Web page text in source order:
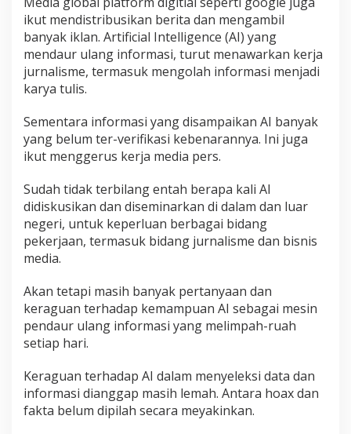
ikut mendistribusikan berita dan mengambil
banyak iklan. Artificial Intelligence (AI) yang
mendaur ulang informasi, turut menawarkan kerja
jurnalisme, termasuk mengolah informasi menjadi
karya tulis.
Sementara informasi yang disampaikan AI banyak
yang belum ter-verifikasi kebenarannya. Ini juga
ikut menggerus kerja media pers.
Sudah tidak terbilang entah berapa kali AI
didiskusikan dan diseminarkan di dalam dan luar
negeri, untuk keperluan berbagai bidang
pekerjaan, termasuk bidang jurnalisme dan bisnis
media.
Akan tetapi masih banyak pertanyaan dan
keraguan terhadap kemampuan AI sebagai mesin
pendaur ulang informasi yang melimpah-ruah
setiap hari.
Keraguan terhadap AI dalam menyeleksi data dan
informasi dianggap masih lemah. Antara hoax dan
fakta belum dipilah secara meyakinkan.